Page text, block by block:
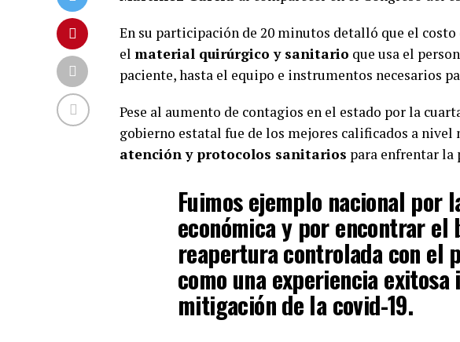
En su participación de 20 minutos detalló que el
el material quirúrgico y sanitario que usa el
paciente, hasta el equipo e instrumentos necesarios
Pese al aumento de contagios en el estado por la
gobierno estatal fue de los mejores calificados a nivel
atención y protocolos sanitarios para enfrentar la
Fuimos ejemplo nacional por
económica y por encontrar el
reapertura controlada con el
como una experiencia
mitigación de la covid-19.